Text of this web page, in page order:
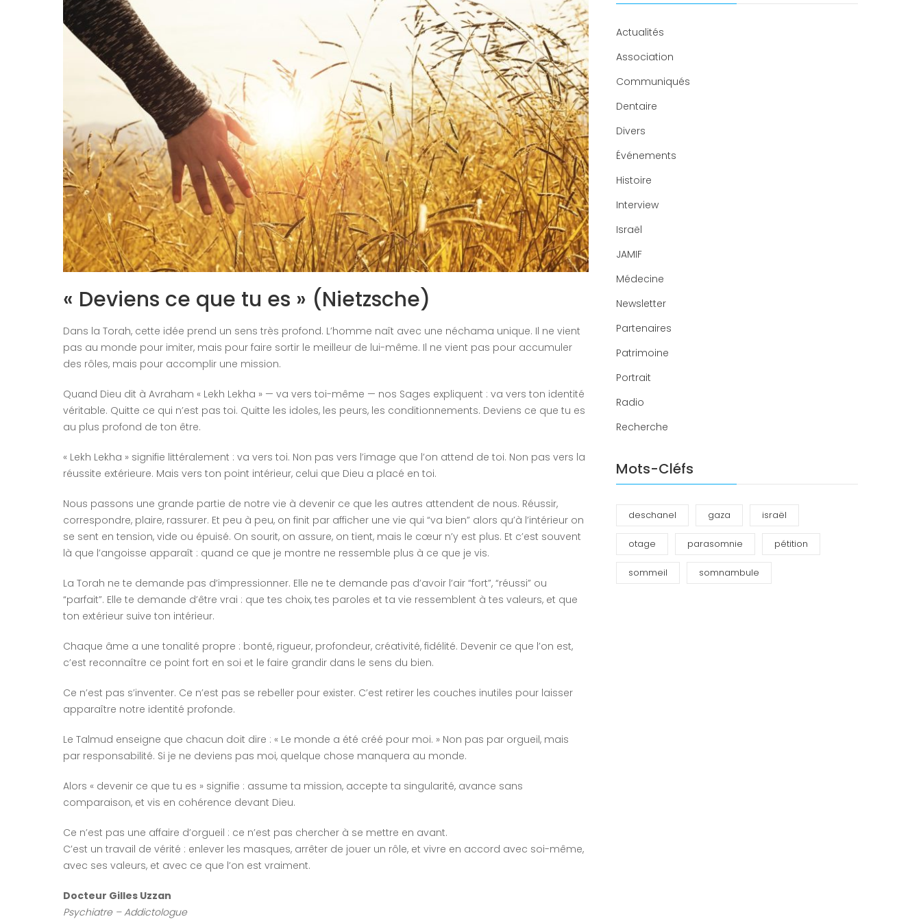
« Deviens ce que tu es » (Nietzsche)
Dans la Torah, cette idée prend un sens très profond. L’homme naît avec une néchama unique. Il ne vient
pas au monde pour imiter, mais pour faire sortir le meilleur de lui-même. Il ne vient pas pour accumuler
des rôles, mais pour accomplir une mission.
Quand Dieu dit à Avraham « Lekh Lekha » — va vers toi-même — nos Sages expliquent : va vers ton identité
véritable. Quitte ce qui n’est pas toi. Quitte les idoles, les peurs, les conditionnements. Deviens ce que tu es
au plus profond de ton être.
« Lekh Lekha » signifie littéralement : va vers toi. Non pas vers l’image que l’on attend de toi. Non pas vers la
réussite extérieure. Mais vers ton point intérieur, celui que Dieu a placé en toi.
Nous passons une grande partie de notre vie à devenir ce que les autres attendent de nous. Réussir,
correspondre, plaire, rassurer. Et peu à peu, on finit par afficher une vie qui “va bien” alors qu’à l’intérieur on
se sent en tension, vide ou épuisé. On sourit, on assure, on tient, mais le cœur n’y est plus. Et c’est souvent
là que l’angoisse apparaît : quand ce que je montre ne ressemble plus à ce que je vis.
La Torah ne te demande pas d’impressionner. Elle ne te demande pas d’avoir l’air “fort”, “réussi” ou
“parfait”. Elle te demande d’être vrai : que tes choix, tes paroles et ta vie ressemblent à tes valeurs, et que
ton extérieur suive ton intérieur.
Chaque âme a une tonalité propre : bonté, rigueur, profondeur, créativité, fidélité. Devenir ce que l’on est,
c’est reconnaître ce point fort en soi et le faire grandir dans le sens du bien.
Ce n’est pas s’inventer. Ce n’est pas se rebeller pour exister. C’est retirer les couches inutiles pour laisser
apparaître notre identité profonde.
Le Talmud enseigne que chacun doit dire : « Le monde a été créé pour moi. » Non pas par orgueil, mais
par responsabilité. Si je ne deviens pas moi, quelque chose manquera au monde.
Alors « devenir ce que tu es » signifie : assume ta mission, accepte ta singularité, avance sans
comparaison, et vis en cohérence devant Dieu.
Ce n’est pas une affaire d’orgueil : ce n’est pas chercher à se mettre en avant.
C’est un travail de vérité : enlever les masques, arrêter de jouer un rôle, et vivre en accord avec soi-même,
avec ses valeurs, et avec ce que l’on est vraiment.
Docteur Gilles Uzzan
Psychiatre – Addictologue
Actualités
Association
Communiqués
Dentaire
Divers
Événements
Histoire
Interview
Israël
JAMIF
Médecine
Newsletter
Partenaires
Patrimoine
Portrait
Radio
Recherche
Mots-Cléfs
deschanel gaza israël
otage parasomnie pétition
sommeil somnambule